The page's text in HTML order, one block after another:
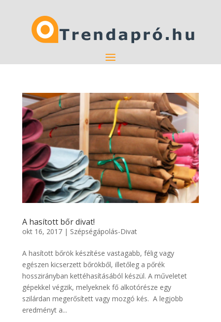
A hasított bőr divat!
okt 16, 2017| Szépségápolás-Divat
A hasított bőrök készítése vastagabb, félig vagy
egészen kicserzett bőrökből, illetőleg a pőrék
hosszirányban kettéhasításából készül. A műveletet
gépekkel végzik, melyeknek fő alkotórésze egy
szilárdan megerősített vagy mozgó kés. A legjobb
eredményt a...